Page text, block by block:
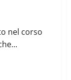
nel corso